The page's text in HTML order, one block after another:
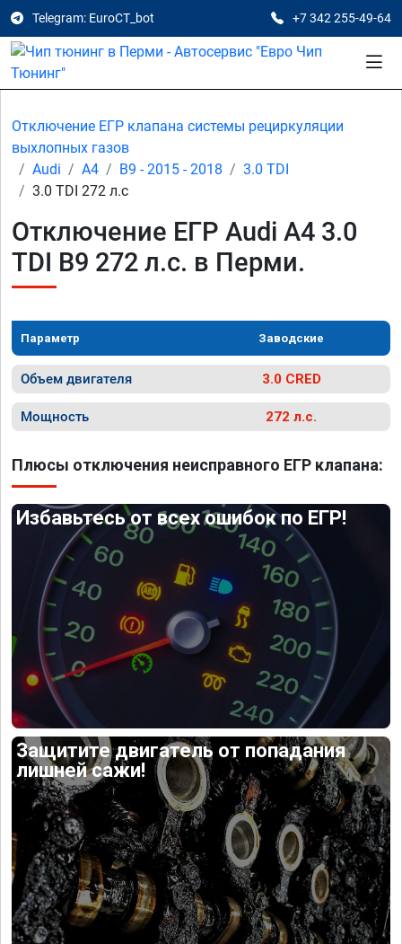
Telegram: EuroCT_bot +7 342 255-49-64
Отключение ЕГР клапана системы рециркуляции
выхлопных газов
Audi
A4 B9 - 2015 - 2018
3.0 TDI
3.0 TDI 272 л.с
Отключение ЕГР Audi A4 3.0
TDI B9 272 л.с. в Перми.
Параметр Заводские
Объем двигателя 3.0 CRED
Мощность 272 л.с.
Плюсы отключения неисправного ЕГР клапана:
Избавьтесь от всех ошибок по ЕГР!
Защитите двигатель от попадания
лишней сажи!